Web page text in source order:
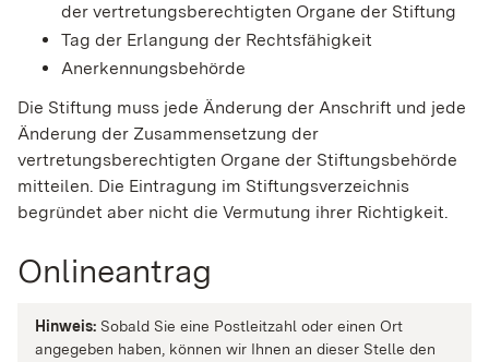
der vertretungsberechtigten Organe der Stiftung
Tag der Erlangung der Rechtsfähigkeit
Anerkennungsbehörde
Die Stiftung muss jede Änderung der Anschrift und jede
Änderung der Zusammensetzung der
vertretungsberechtigten Organe der Stiftungsbehörde
mitteilen. Die Eintragung im Stiftungsverzeichnis
begründet aber nicht die Vermutung ihrer Richtigkeit.
Onlineantrag
Hinweis: Sobald Sie eine Postleitzahl oder einen Ort
angegeben haben, können wir Ihnen an dieser Stelle den